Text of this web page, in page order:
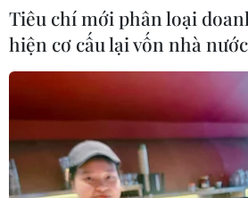
Ngoại giao văn hóa: Nét vẽ làm
chỉnh bức tranh hợp tác Việt
Nga
Chương trình nghệ thuật 'Giai
Tiêu chí mới phân loại
hiện cơ cấu lại vốn nhà nước